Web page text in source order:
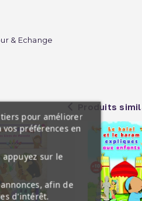
& Echange
Produits
tiers pour améliorer
préférences en
sur le
afin de
d'intérêt.